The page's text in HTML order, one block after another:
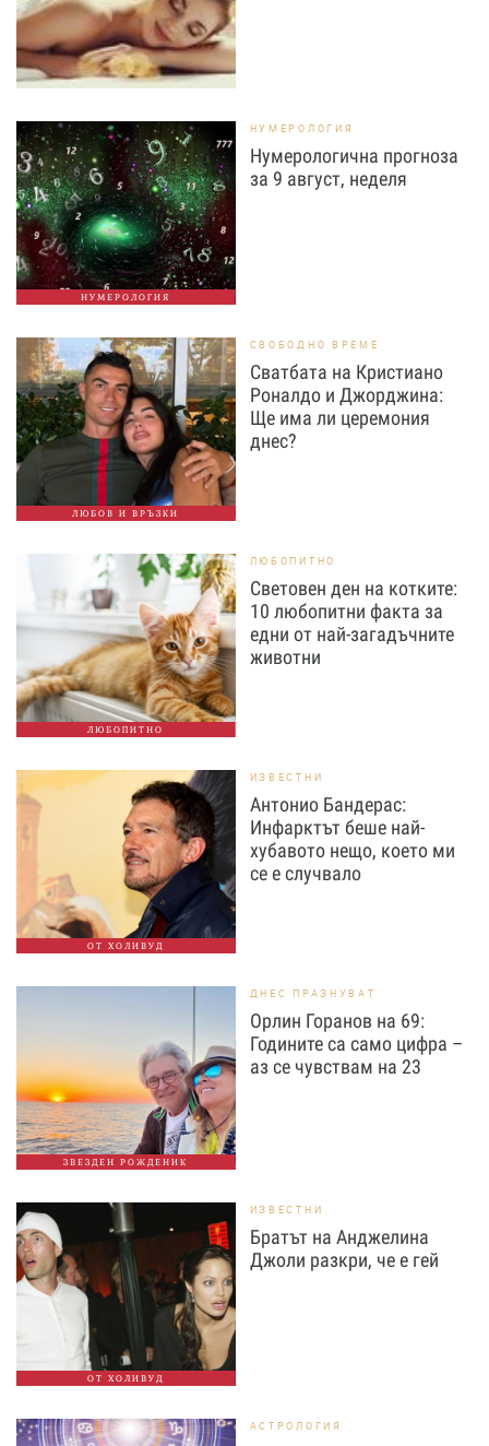
НУМЕРОЛОГИЯ
НУМЕРОЛОГИЯ
Нумерологична прогноза
за 9 август, неделя
ЛЮБОВ И ВРЪЗКИ
СВОБОДНО ВРЕМЕ
Сватбата на Кристиано
Роналдо и Джорджина:
Ще има ли церемония
днес?
ЛЮБОПИТНО
ЛЮБОПИТНО
Световен ден на котките:
10 любопитни факта за
едни от най-загадъчните
животни
ОТ ХОЛИВУД
ИЗВЕСТНИ
Антонио Бандерас:
Инфарктът беше най-
хубавото нещо, което ми
се е случвало
ЗВЕЗДЕН РОЖДЕНИК
ДНЕС ПРАЗНУВАТ
Орлин Горанов на 69:
Годините са само цифра –
аз се чувствам на 23
ОТ ХОЛИВУД
ИЗВЕСТНИ
Братът на Анджелина
Джоли разкри, че е гей
АСТРОЛОГИЯ